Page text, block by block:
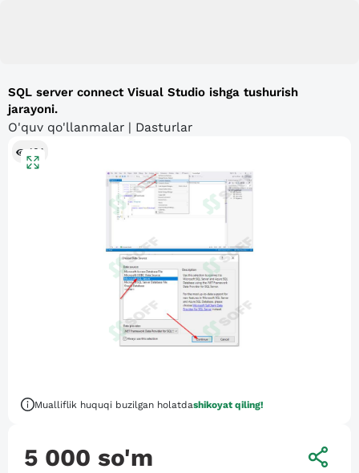
SQL server connect Visual Studio ishga tushurish
jarayoni.
O'quv qo'llanmalar | Dasturlar
164
Mualliflik huquqi buzilgan holatdashikoyat qiling!
5 000 so'm